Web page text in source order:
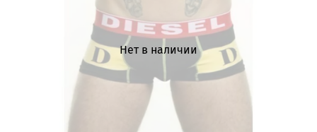
Нет в наличии